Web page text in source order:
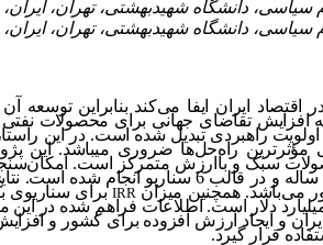
ایران ایفا می‌کند بنابراین توسعه
افزایش تقاضای جهانی برای محصولات
راهبردی تبدیل شده است. در این
مؤثرترین راه‌حل‌ها ضروری میباشد. این
سبک و باارزش متمرکز است.
فایده برای دوره زمانی 20 ساله و در قالب
میباشد. همچنین میزان IRRبرای سناریوی برتر
سناریو نیز برابر با 3/1 میلیارد دلار است. اطلاعات
و ایجاد ارزش افزوده برای کشور و
قرار گیرد.